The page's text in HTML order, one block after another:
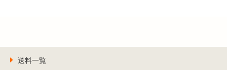
送料一覧